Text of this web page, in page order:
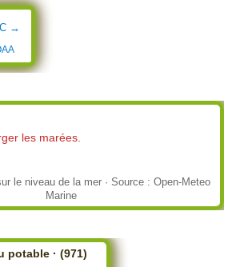
→
les marées.
le niveau de la mer · Source : Open-Meteo
Marine
potable · (971)